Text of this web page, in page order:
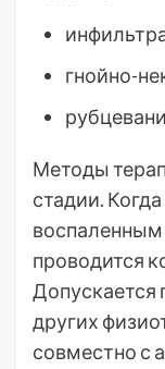
гнойно-
Методы
стадии.
воспаленным
проводится
Допускается
других
совместно с